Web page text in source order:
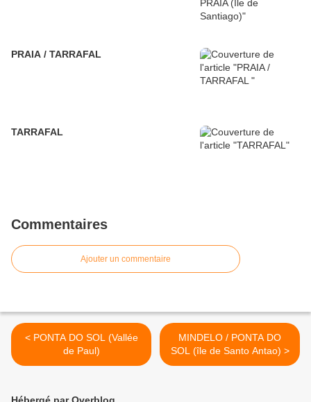
PRAIA / TARRAFAL
TARRAFAL
Commentaires
Ajouter un commentaire
< PONTA DO SOL (Vallée
de Paul)
MINDELO / PONTA DO
SOL (île de Santo Antao) >